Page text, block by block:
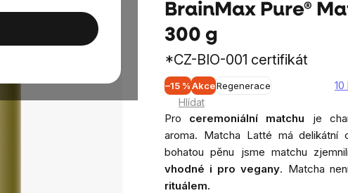
BrainMax Pure®
300 g
*CZ-BIO-001 certifikát
–15 %AkceRegenerace
produktu
je
3,9
z
Hlídat
Pro ceremoniální matchu je
aroma. Matcha Latté má delikátní
bohatou pěnu jsme matchu
vhodné i pro vegany. Matcha
rituálem.